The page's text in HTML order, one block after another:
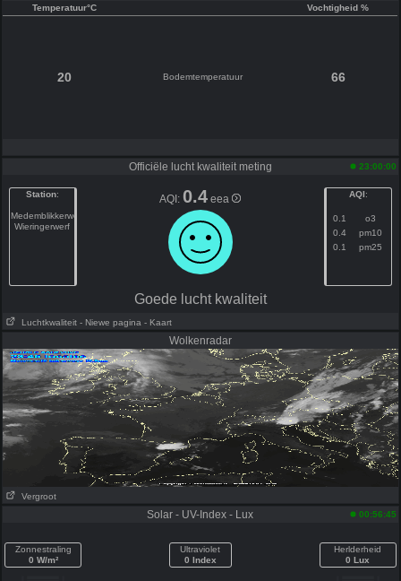
Temperatuur°C
Vochtigheid %
20 Bodemtemperatuur 66
Officiële lucht kwaliteit meting 23:00:00
Station:
Medemblikkerweg
Wieringerwerf
AQI:0.4 eea AQI:
0.1
o3
0.4
pm10
0.1
pm25
Goede lucht kwaliteit
Luchtkwaliteit - Niewe pagina - Kaart
Wolkenradar
Vergroot
Solar - UV-Index - Lux 00:56:45
Zonnestraling
0 W/m²
Ultraviolet
0 Index
Herlderheid
0 Lux